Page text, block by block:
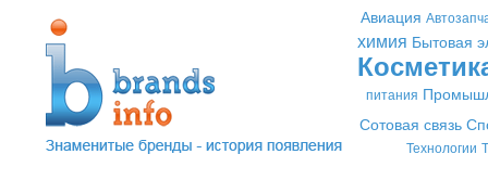
Авиация
химия Бытовая
питания
Сотовая связь
Технологии